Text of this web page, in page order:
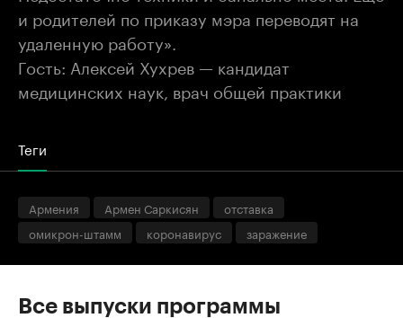
и родителей по приказу мэра переводят на
удаленную работу».
Гость: Алексей Хухрев — кандидат
медицинских наук, врач общей практики
Теги
Армения Армен Саркисян
отставка
омикрон-штамм
коронавирус заражение
Все выпуски программы